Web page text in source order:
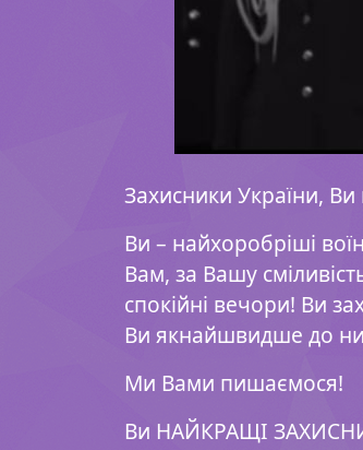
Захисники України,
Ви – найхоробріші
Вам, за Вашу
спокійні вечори! Ви
Ви якнайшвидше до
Ми Вами пишаємося!
Ви НАЙКРАЩІ